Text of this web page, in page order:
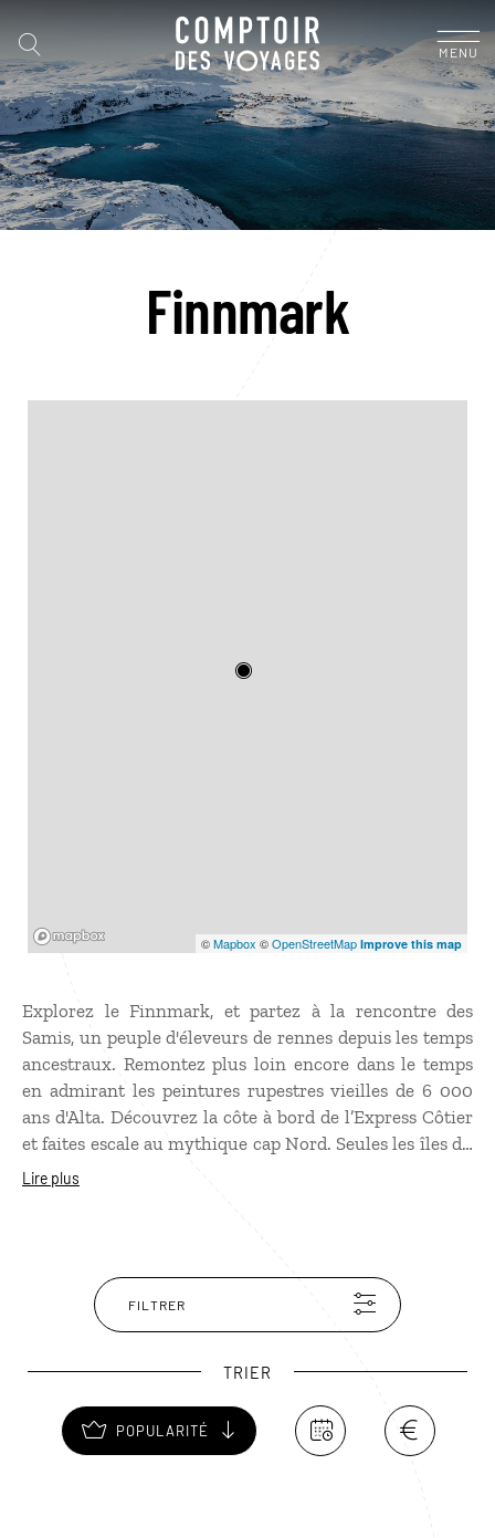
MENU
Finnmark
©Mapbox ©OpenStreetMap Improve this map
Explorez le Finnmark, et partez à la rencontre des
Samis, un peuple d'éleveurs de rennes depuis les temps
ancestraux. Remontez plus loin encore dans le temps
en admirant les peintures rupestres vieilles de 6 000
ans d'Alta. Découvrez la côte à bord de l’Express Côtier
et faites escale au mythique cap Nord. Seules les îles du
Svalbard vous séparent du pôle Nord ! Observer les
un hôtel de glace. Pêchez le saumon dans la rivière
Tana, à la frontière de la Finlande. Partez en randonnée
sur le vaste plateau montagneux Finnmarksvidda, à
traîneaux à chiens. Un comté à découvrir sous le soleil
de minuit l’été ou en guettant les aurores boréales
l’hiver…
Lire plus
FILTRER
TRIER
POPULARITÉ